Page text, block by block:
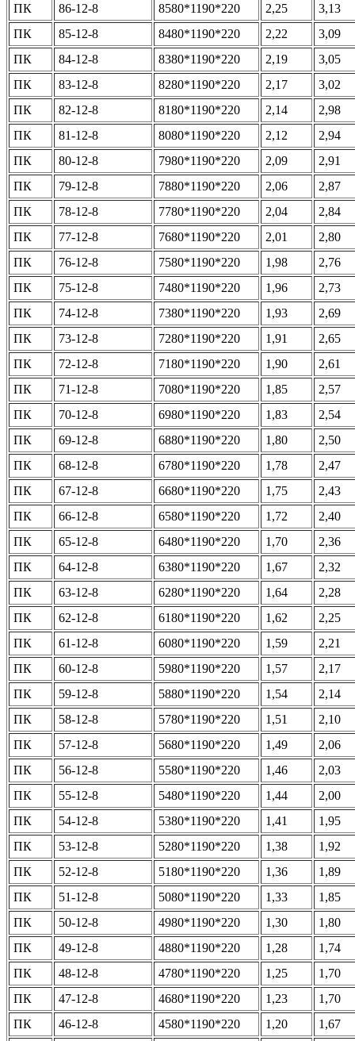
ПК
86-12-8 8580*1190*220 2,25
3,13
ПК
85-12-8 8480*1190*220 2,22
3,09
ПК
84-12-8 8380*1190*220 2,19
3,05
ПК
83-12-8 8280*1190*220 2,17
3,02
ПК
82-12-8 8180*1190*220 2,14
2,98
ПК
81-12-8 8080*1190*220 2,12
2,94
ПК
80-12-8 7980*1190*220 2,09
2,91
ПК
79-12-8 7880*1190*220 2,06
2,87
ПК
78-12-8 7780*1190*220 2,04
2,84
ПК
77-12-8 7680*1190*220 2,01
2,80
ПК
76-12-8 7580*1190*220 1,98
2,76
ПК
75-12-8 7480*1190*220 1,96
2,73
ПК
74-12-8 7380*1190*220 1,93
2,69
ПК
73-12-8 7280*1190*220 1,91
2,65
ПК
72-12-8 7180*1190*220 1,90
2,61
ПК
71-12-8 7080*1190*220 1,85
2,57
ПК
70-12-8 6980*1190*220 1,83
2,54
ПК
69-12-8 6880*1190*220 1,80
2,50
ПК
68-12-8 6780*1190*220 1,78
2,47
ПК
67-12-8 6680*1190*220 1,75
2,43
ПК
66-12-8 6580*1190*220 1,72
2,40
ПК
65-12-8 6480*1190*220 1,70
2,36
ПК
64-12-8 6380*1190*220 1,67
2,32
ПК
63-12-8 6280*1190*220 1,64
2,28
ПК
62-12-8 6180*1190*220 1,62
2,25
ПК
61-12-8 6080*1190*220 1,59
2,21
ПК
60-12-8 5980*1190*220 1,57
2,17
ПК
59-12-8 5880*1190*220 1,54
2,14
ПК
58-12-8 5780*1190*220 1,51
2,10
ПК
57-12-8 5680*1190*220 1,49
2,06
ПК
56-12-8 5580*1190*220 1,46
2,03
ПК
55-12-8 5480*1190*220 1,44
2,00
ПК
54-12-8 5380*1190*220 1,41
1,95
ПК
53-12-8 5280*1190*220 1,38
1,92
ПК
52-12-8 5180*1190*220 1,36
1,89
ПК
51-12-8 5080*1190*220 1,33
1,85
ПК
50-12-8 4980*1190*220 1,30
1,80
ПК
49-12-8 4880*1190*220 1,28
1,74
ПК
48-12-8 4780*1190*220 1,25
1,70
ПК
47-12-8 4680*1190*220 1,23
1,70
ПК
46-12-8 4580*1190*220 1,20
1,67